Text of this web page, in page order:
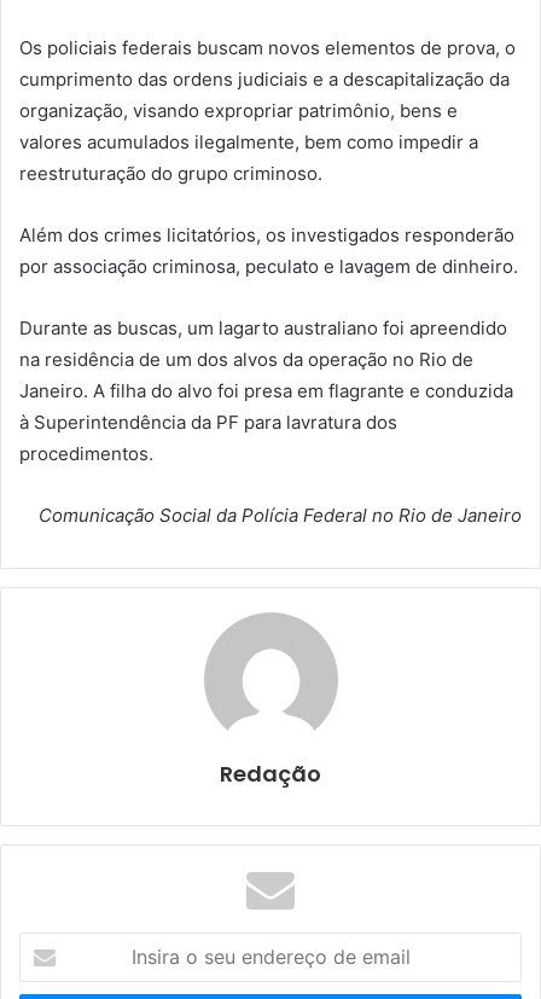
Os policiais federais buscam novos elementos de prova, o
cumprimento das ordens judiciais e a descapitalização da
organização, visando expropriar patrimônio, bens e
valores acumulados ilegalmente, bem como impedir a
reestruturação do grupo criminoso.
Além dos crimes licitatórios, os investigados responderão
por associação criminosa, peculato e lavagem de dinheiro.
Durante as buscas, um lagarto australiano foi apreendido
na residência de um dos alvos da operação no Rio de
Janeiro. A filha do alvo foi presa em flagrante e conduzida
à Superintendência da PF para lavratura dos
procedimentos.
Comunicação Social da Polícia Federal no Rio de Janeiro
Redação